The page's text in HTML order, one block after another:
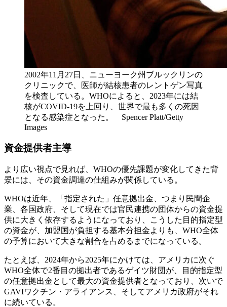
2002年11月27日、ニューヨーク州ブルックリンの
クリニックで、医師が結核患者のレントゲン写真
を検査している。WHOによると、2023年には結
核がCOVID-19を上回り、世界で最も多くの死因
となる感染症となった。 Spencer Platt/Getty
Images
資金提供者主導
より広い視点で見れば、WHOの優先課題が変化してきた背
景には、その資金調達の仕組みが関係している。
WHOは近年、「指定された」任意拠出金、つまり民間企
業、各国政府、そして現在では官民連携の団体からの資金提
供に大きく依存するようになっており、こうした目的指定型
の資金が、加盟国が負担する基本分担金よりも、WHO全体
の予算において大きな割合を占めるまでになっている。
たとえば、2024年から2025年にかけては、アメリカに次ぐ
WHO全体で2番目の拠出者であるゲイツ財団が、目的指定型
の任意拠出金として最大の資金提供者となっており、次いで
GAVIワクチン・アライアンス、そしてアメリカ政府がそれ
に続いている。